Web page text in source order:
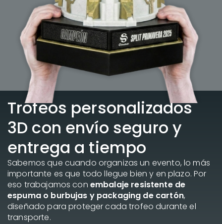
Trofeos personalizados
3D con envío seguro y
entrega a tiempo
Sabemos que cuando organizas un evento, lo más
importante es que todo llegue bien y en plazo. Por
eso trabajamos con embalaje resistente de
espuma o burbujas y packaging de cartón,
diseñado para proteger cada trofeo durante el
transporte.